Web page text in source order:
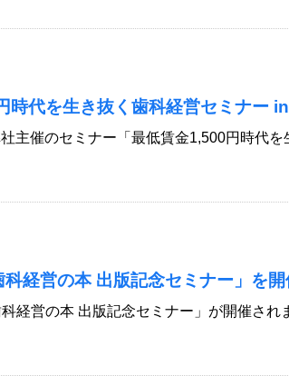
時代を生き抜く歯科経営セミナー
主催のセミナー「最低賃金1,500円時代を
科経営の本 出版記念セミナー」を
経営の本 出版記念セミナー」が開催され